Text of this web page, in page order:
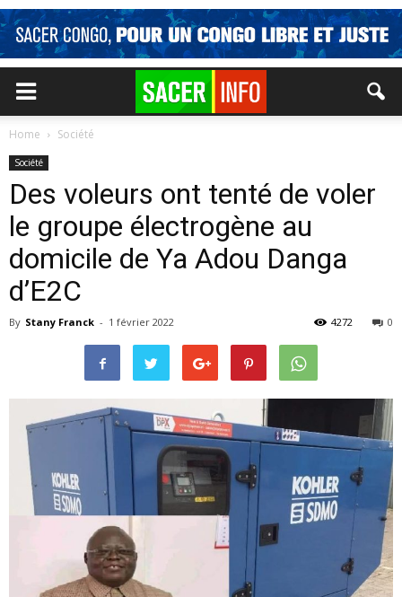
Home Société
Société
Des voleurs ont tenté de voler
le groupe électrogène au
domicile de Ya Adou Danga
d’E2C
By Stany Franck - 1 février 2022 0
4272